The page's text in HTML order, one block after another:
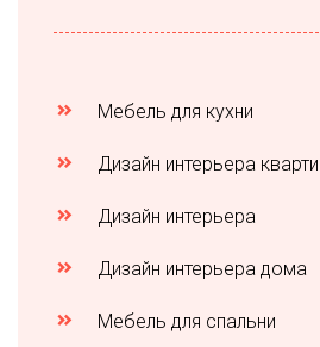
Мебель для кухни
Дизайн интерьера
Дизайн интерьера
Дизайн интерьера дома
Мебель для спальни